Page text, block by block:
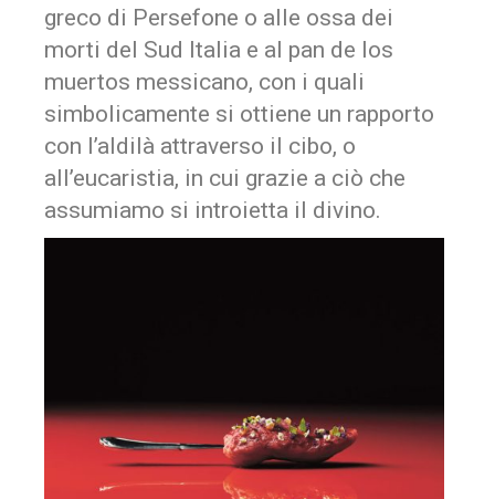
greco di Persefone o alle ossa dei
morti del Sud Italia e al pan de los
muertos messicano, con i quali
simbolicamente si ottiene un rapporto
con l’aldilà attraverso il cibo, o
all’eucaristia, in cui grazie a ciò che
assumiamo si introietta il divino.